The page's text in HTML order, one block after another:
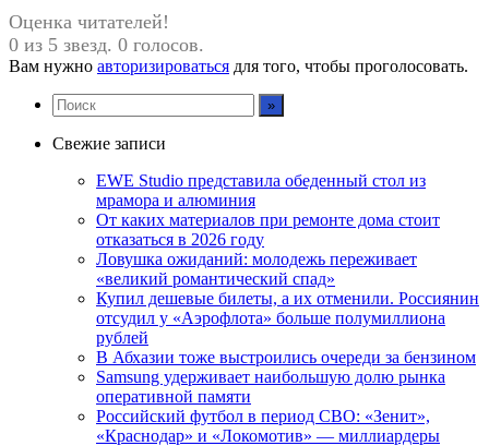
Оценка читателей!
0 из 5 звезд. 0 голосов.
Вам нужно авторизироваться для того, чтобы проголосовать.
Свежие записи
EWE Studio представила обеденный стол из
мрамора и алюминия
От каких материалов при ремонте дома стоит
отказаться в 2026 году
Ловушка ожиданий: молодежь переживает
«великий романтический спад»
Купил дешевые билеты, а их отменили. Россиянин
отсудил у «Аэрофлота» больше полумиллиона
рублей
В Абхазии тоже выстроились очереди за бензином
Samsung удерживает наибольшую долю рынка
оперативной памяти
Российский футбол в период СВО: «Зенит»,
«Краснодар» и «Локомотив» — миллиардеры